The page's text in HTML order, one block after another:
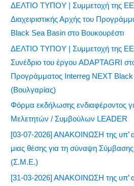
ΔΕΛΤΙΟ ΤΥΠΟΥ | Συμμετοχή της
Διαχειριστικής Αρχής του
Black Sea Basin στο Βουκουρέστι
ΔΕΛΤΙΟ ΤΥΠΟΥ | Συμμετοχή της
Συνέδριο του έργου ADAPTAGRI
Προγράμματος Interreg NEXT
(Βουλγαρίας)
Φόρμα εκδήλωσης ενδιαφέροντος
Μελετητών / Συμβούλων LEADER
[03-07-2026] ΑΝΑΚΟΙΝΩΣΗ της υπ’
μιας θέσης για τη σύναψη
(Σ.Μ.Ε.)
[31-03-2026] ΑΝΑΚΟΙΝΩΣΗ της υπ’